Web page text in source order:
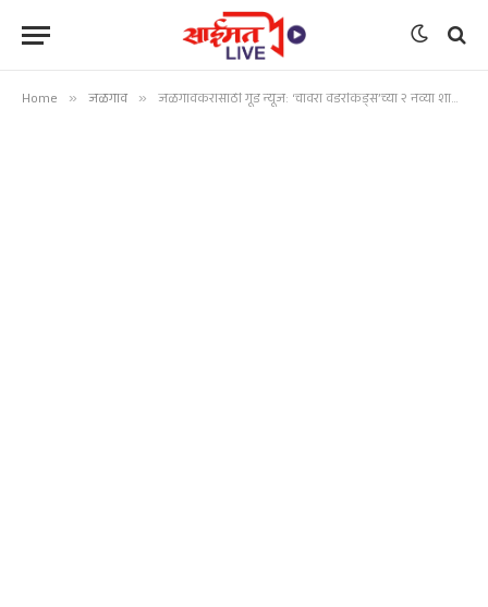
Home » जळगाव » जळगावकरांसाठी गूड न्यूज: ‘चावरा वंडरकिड्स’च्या २ नव्या शाखांचा ​१ जुलैला प्रत्यक्ष वर्गांना होणार सुरुवात श्रीगणेशा!